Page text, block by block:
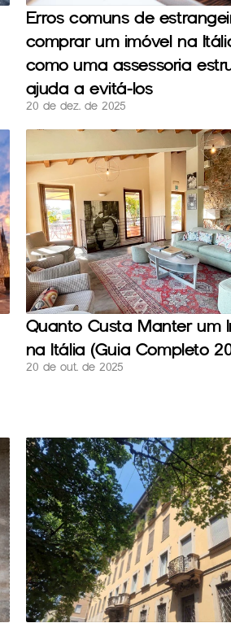
Erros comuns de
comprar um imóvel na
como uma assessoria
ajuda a evitá-los
20 de dez. de 2025
Quanto Custa Manter um
na Itália (Guia Completo
20 de out. de 2025